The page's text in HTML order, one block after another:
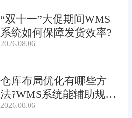
“双十一”大促期间WMS
系统如何保障发货效率?
2026.08.06
仓库布局优化有哪些方
法?WMS系统能辅助规划
吗?
2026.08.06